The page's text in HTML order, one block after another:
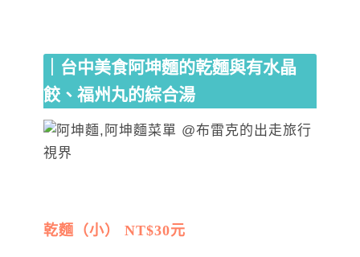
｜台中美食阿坤麵的乾麵與有水晶
餃、福州丸的綜合湯
乾麵（小） NT$30元